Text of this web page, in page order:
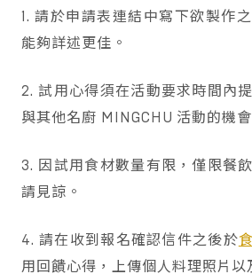
1. 請於申請表連結中寫下欲製作
能夠詳述更佳。
2. 試用心得須在活動要求時間內
與其他名廚 MINGCHU 活動的機會
3. 因試用食材數量有限，僅限餐
請見諒。
4. 請在收到報名確認信件之後於
用回饋心得，上傳個人料理照片以